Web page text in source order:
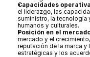
Capacidades
el liderazgo, las
suministro, la tecnología
humanos y culturales.
Posición en el
mercado y el
reputación de la marca y
estratégicas y los